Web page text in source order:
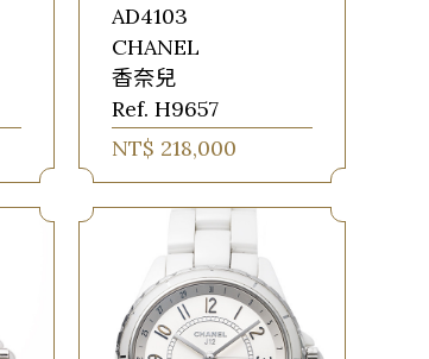
AD4103
CHANEL
香奈兒
Ref. H9657
NT$ 218,000